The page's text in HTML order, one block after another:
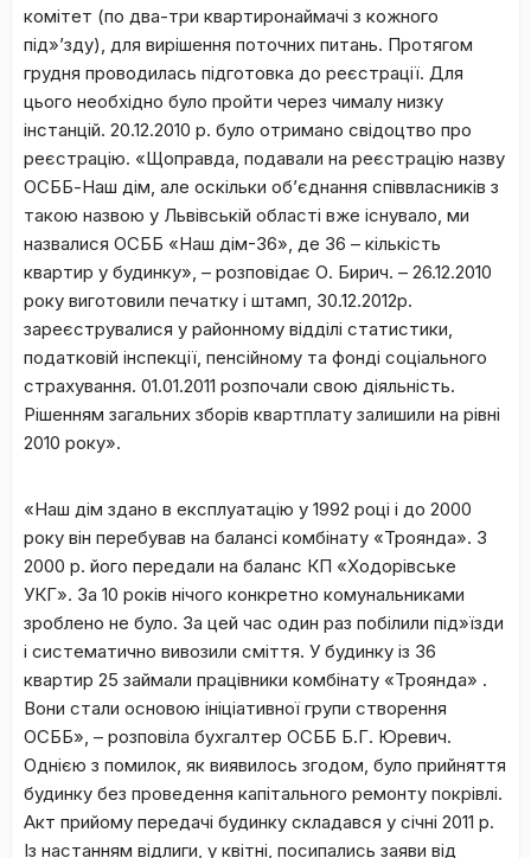
комітет (по два-три квартиронаймачі з кожного
під»’зду), для вирішення поточних питань. Протягом
грудня проводилась підготовка до реєстрації. Для
цього необхідно було пройти через чималу низку
інстанцій. 20.12.2010 р. було отримано свідоцтво про
реєстрацію. «Щоправда, подавали на реєстрацію назву
ОСББ-Наш дім, але оскільки об’єднання співвласників з
такою назвою у Львівській області вже існувало, ми
назвалися ОСББ «Наш дім-36», де 36 – кількість
квартир у будинку», – розповідає О. Бирич. – 26.12.2010
року виготовили печатку і штамп, 30.12.2012р.
зареєструвалися у районному відділі статистики,
податковій інспекції, пенсійному та фонді соціального
страхування. 01.01.2011 розпочали свою діяльність.
Рішенням загальних зборів квартплату залишили на рівні
2010 року».
«Наш дім здано в експлуатацію у 1992 році і до 2000
року він перебував на балансі комбінату «Троянда». З
2000 р. його передали на баланс КП «Ходорівське
УКГ». За 10 років нічого конкретно комунальниками
зроблено не було. За цей час один раз побілили під»їзди
і систематично вивозили сміття. У будинку із 36
квартир 25 займали працівники комбінату «Троянда» .
Вони стали основою ініціативної групи створення
ОСББ», – розповіла бухгалтер ОСББ Б.Г. Юревич.
Однією з помилок, як виявилось згодом, було прийняття
будинку без проведення капітального ремонту покрівлі.
Акт прийому передачі будинку складався у січні 2011 р.
Із настанням відлиги, у квітні, посипались заяви від